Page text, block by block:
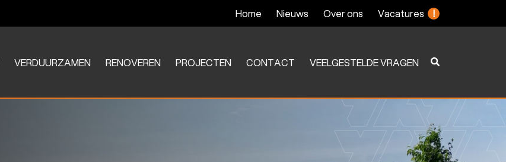
Home Nieuws Over ons Vacatures !
VERDUURZAMEN RENOVEREN PROJECTEN CONTACT VEELGESTELDE VRAGEN